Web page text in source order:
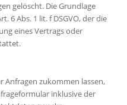
gelöscht. Die Grundlage
6 Abs. 1 lit. f DSGVO, der die
eines Vertrags oder
Anfragen zukommen lassen,
inklusive der